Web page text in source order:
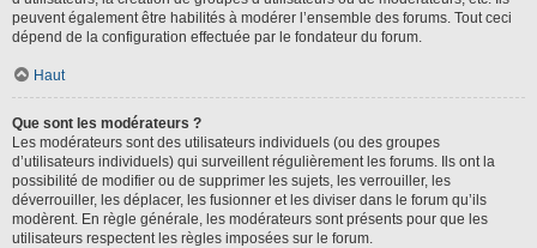
peuvent également être habilités à modérer l’ensemble des forums. Tout ceci
dépend de la configuration effectuée par le fondateur du forum.
Haut
Que sont les modérateurs ?
Les modérateurs sont des utilisateurs individuels (ou des groupes
d’utilisateurs individuels) qui surveillent régulièrement les forums. Ils ont la
possibilité de modifier ou de supprimer les sujets, les verrouiller, les
déverrouiller, les déplacer, les fusionner et les diviser dans le forum qu’ils
modèrent. En règle générale, les modérateurs sont présents pour que les
utilisateurs respectent les règles imposées sur le forum.